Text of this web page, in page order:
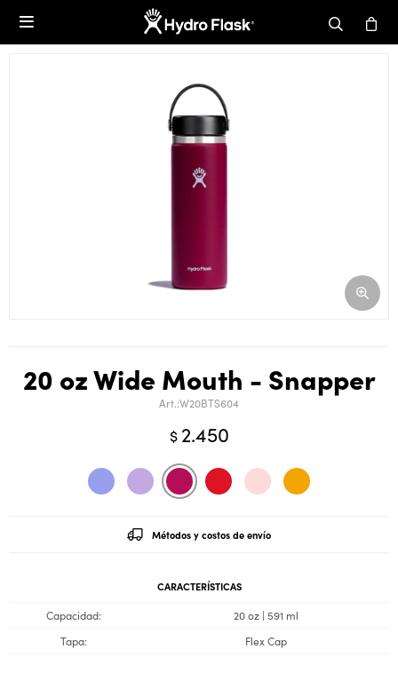

20 oz Wide Mouth - Snapper
W20BTS604
$ 2.450
Métodos y costos de envío
CARACTERÍSTICAS
Capacidad
20 oz | 591 ml
Tapa
Flex Cap